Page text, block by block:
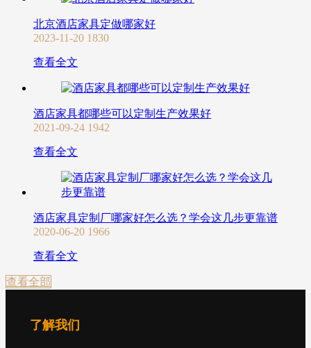
北京酒店家具定做哪家好
2023-11-20 1830
查看全文
酒店家具都哪些可以定制生产效果好
2021-09-24 1942
查看全文
酒店家具定制厂哪家好怎么选？学会这几步更靠谱
2020-06-20 1966
查看全文
查看全部
了解我们